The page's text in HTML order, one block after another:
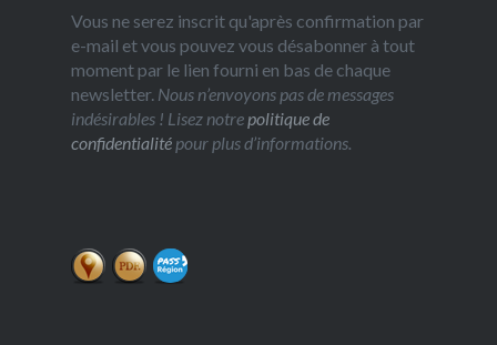
Vous ne serez inscrit qu'après confirmation par
e-mail et vous pouvez vous désabonner à tout
moment par le lien fourni en bas de chaque
newsletter. Nous n’envoyons pas de messages
indésirables ! Lisez notrepolitique de
confidentialitépour plus d’informations.